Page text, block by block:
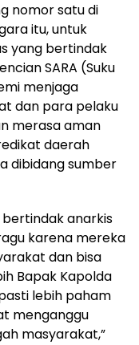
nomor satu di
itu, untuk
yang bertindak
SARA (Suku
menjaga
dan para pelaku
merasa aman
daerah
dibidang sumber
anarkis
karena mereka
dan bisa
Bapak Kapolda
lebih paham
menganggu
masyarakat,”